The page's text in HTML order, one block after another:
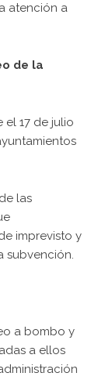
atención a
de la
el 17 de julio
las
imprevisto y
subvención.
a bombo y
a ellos